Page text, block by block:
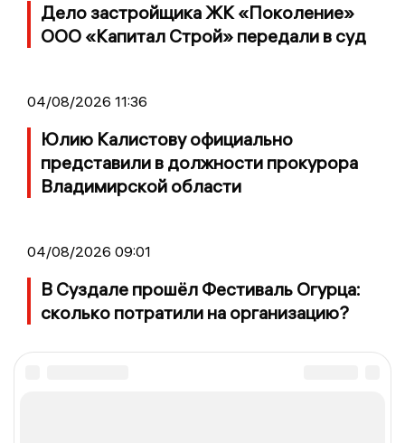
Дело застройщика ЖК «Поколение»
ООО «Капитал Строй» передали в суд
04/08/2026 11:36
Юлию Калистову официально
представили в должности прокурора
Владимирской области
04/08/2026 09:01
В Суздале прошёл Фестиваль Огурца:
сколько потратили на организацию?